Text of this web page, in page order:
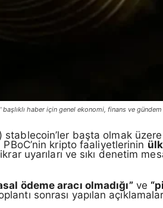
haber için genel ekonomi, finans ve
) stablecoin’ler başta olmak
PBoC’nin kripto faaliyetlerinin
uyarıları ve sıkı denetim
ödeme aracı olmadığı”ve
sonrası yapılan